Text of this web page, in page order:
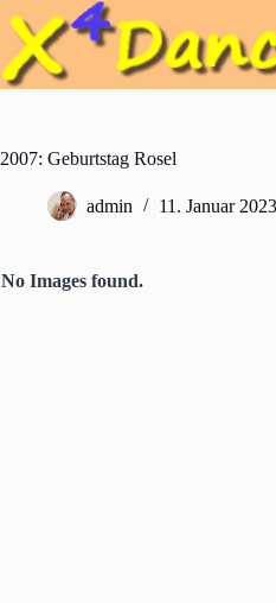
Inhalt
springen
2007: Geburtstag Rosel
admin 11. Januar 2023
No Images found.